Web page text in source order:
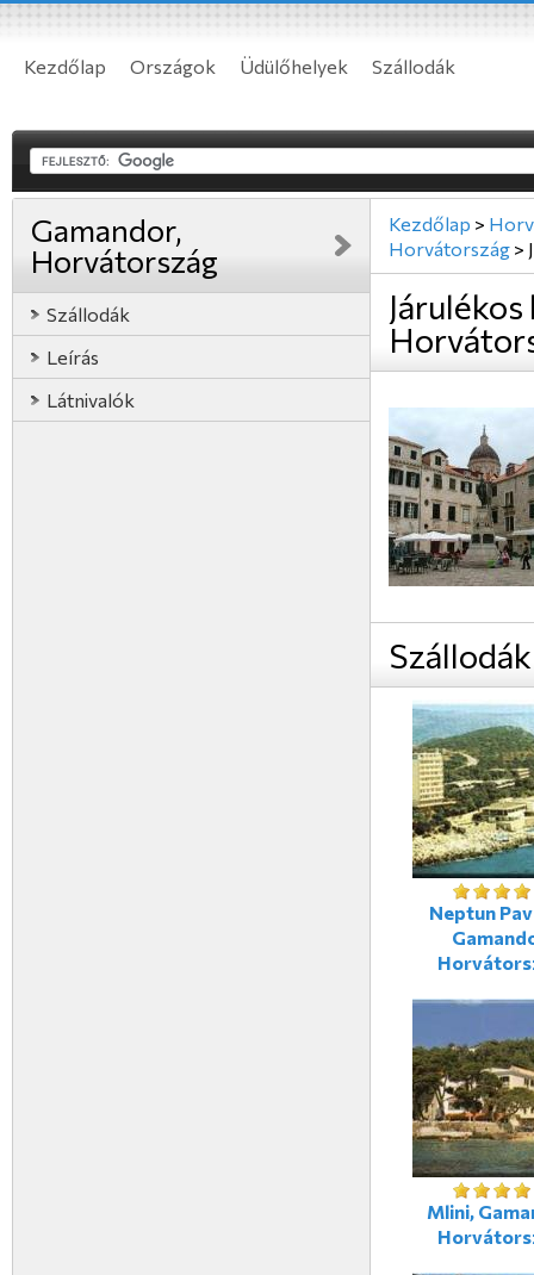
Kezdőlap Országok Üdülőhelyek Szállodák
Gamandor,
Horvátország
Szállodák
Leírás
Látnivalók
Kezdőlap >
Horvátország >
Szállodák
Neptun
Mlini,